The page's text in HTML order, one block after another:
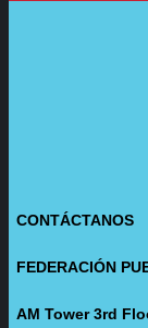
CONTÁCTANOS
FEDERACIÓN
AM Tower 3rd